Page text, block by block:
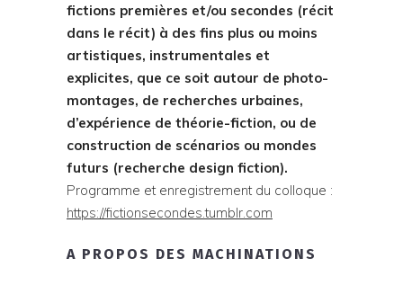
fictions premières et/ou secondes (récit
dans le récit) à des fins plus ou moins
artistiques, instrumentales et
explicites, que ce soit autour de photo-
montages, de recherches urbaines,
d’expérience de théorie-fiction, ou de
construction de scénarios ou mondes
futurs (recherche design fiction).
Programme et enregistrement du colloque :
https://fictionsecondes.tumblr.com
A PROPOS DES MACHINATIONS